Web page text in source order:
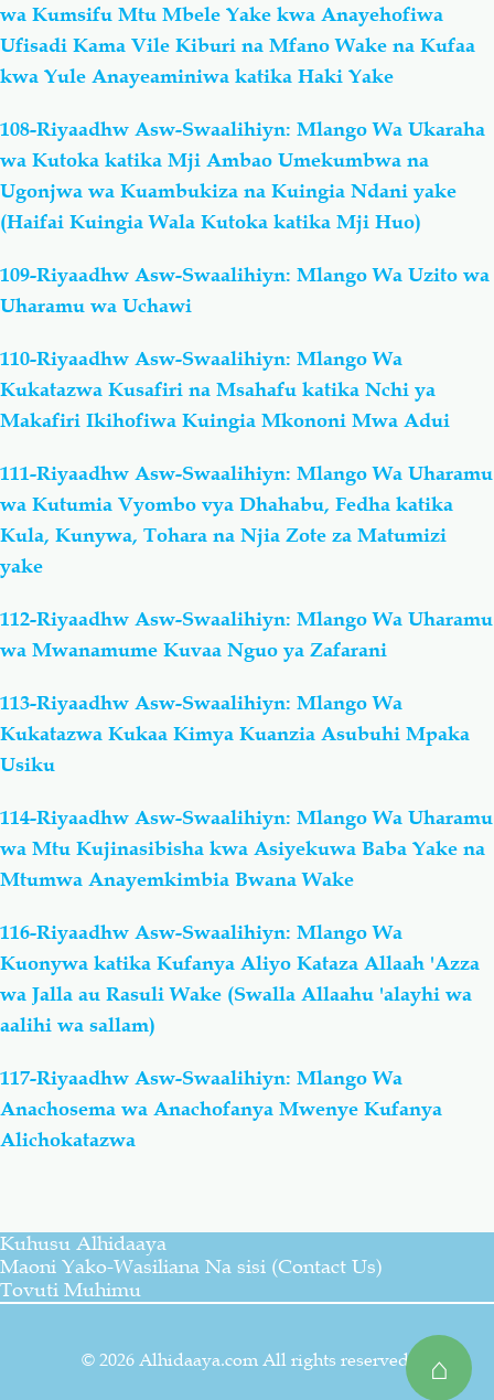
⌂
wa Kumsifu Mtu Mbele Yake kwa Anayehofiwa
Ufisadi Kama Vile Kiburi na Mfano Wake na Kufaa
kwa Yule Anayeaminiwa katika Haki Yake
108-Riyaadhw Asw-Swaalihiyn: Mlango Wa Ukaraha
wa Kutoka katika Mji Ambao Umekumbwa na
Ugonjwa wa Kuambukiza na Kuingia Ndani yake
(Haifai Kuingia Wala Kutoka katika Mji Huo)
109-Riyaadhw Asw-Swaalihiyn: Mlango Wa Uzito wa
Uharamu wa Uchawi
110-Riyaadhw Asw-Swaalihiyn: Mlango Wa
Kukatazwa Kusafiri na Msahafu katika Nchi ya
Makafiri Ikihofiwa Kuingia Mkononi Mwa Adui
111-Riyaadhw Asw-Swaalihiyn: Mlango Wa Uharamu
wa Kutumia Vyombo vya Dhahabu, Fedha katika
Kula, Kunywa, Tohara na Njia Zote za Matumizi
yake
112-Riyaadhw Asw-Swaalihiyn: Mlango Wa Uharamu
wa Mwanamume Kuvaa Nguo ya Zafarani
113-Riyaadhw Asw-Swaalihiyn: Mlango Wa
Kukatazwa Kukaa Kimya Kuanzia Asubuhi Mpaka
Usiku
114-Riyaadhw Asw-Swaalihiyn: Mlango Wa Uharamu
wa Mtu Kujinasibisha kwa Asiyekuwa Baba Yake na
Mtumwa Anayemkimbia Bwana Wake
116-Riyaadhw Asw-Swaalihiyn: Mlango Wa
Kuonywa katika Kufanya Aliyo Kataza Allaah 'Azza
wa Jalla au Rasuli Wake (Swalla Allaahu 'alayhi wa
aalihi wa sallam)
117-Riyaadhw Asw-Swaalihiyn: Mlango Wa
Anachosema wa Anachofanya Mwenye Kufanya
Alichokatazwa
Kuhusu Alhidaaya
Maoni Yako-Wasiliana Na sisi (Contact Us)
Tovuti Muhimu
© 2026 Alhidaaya.com All rights reserved.